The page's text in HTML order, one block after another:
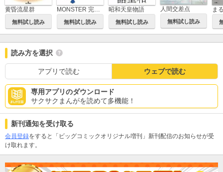
黄昏流星群
無料試し読み
MONSTER 完全版 デジタルVer.
無料試し読み
昭和天皇物語
無料試し読み
人間交差点
無料試し読み
読み方を選択
アプリで読む ウェブで読む
専用アプリのダウンロード
サクサクまんがを読めて多機能！
新刊通知を受け取る
会員登録をすると「ビッグコミックオリジナル増刊」新刊配信のお知らせが受
け取れます。